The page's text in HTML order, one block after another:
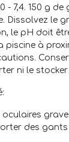
- 7,4. 150 g
Dissolvez le
le pH doit
piscine à
ni le
oculaires
des